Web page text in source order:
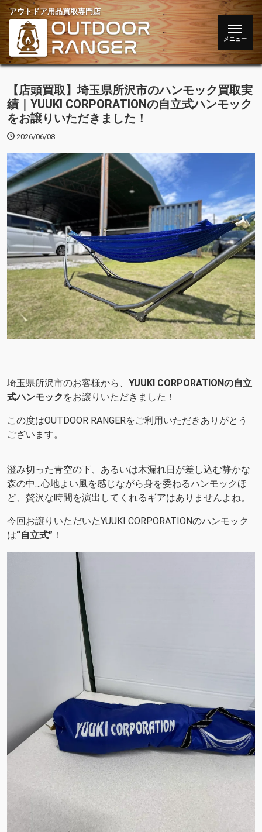
アウトドア用品買取専門店
【店頭買取】埼玉県所沢市のハンモック買取実
績｜YUUKI CORPORATIONの自立式ハンモック
をお譲りいただきました！
2026/06/08
埼玉県所沢市のお客様から、 YUUKI CORPORATIONの自立
式ハンモック をお譲りいただきました！
この度はOUTDOOR RANGERをご利用いただきありがとう
ございます。
澄み切った青空の下、あるいは木漏れ日が差し込む静かな
森の中…心地よい風を感じながら身を委ねるハンモックほ
ど、贅沢な時間を演出してくれるギアはありませんよね。
今回お譲りいただいたYUUKI CORPORATIONのハンモック
は“自立式” ！